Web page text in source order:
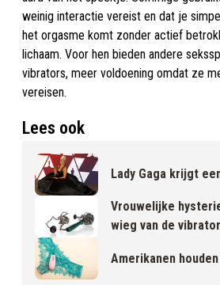
weinig interactie vereist en dat je
het orgasme komt zonder actief
lichaam. Voor hen bieden andere
vibrators, meer voldoening omdat ze
vereisen.
Lees ook
Lady Gaga krijgt
Vrouwelijke
wieg van de vibrator
Amerikanen